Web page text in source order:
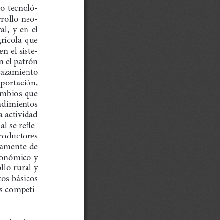
tecnoló-
neo-
y  en  el
que
el siste-
el patrón
que
actividad
se refle-
de
y
rural y
básicos
competi-